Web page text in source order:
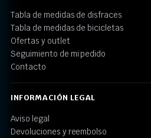
Tabla de medidas de disfraces
Tabla de medidas de bicicletas
Ofertas y outlet
Seguimiento de mi pedido
Contacto
INFORMACIÓN LEGAL
Aviso legal
Devoluciones y reembolso